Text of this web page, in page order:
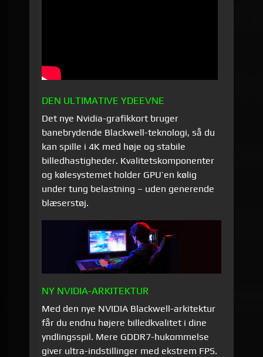
DEN ULTIMATIVE YDEEVNE
Det nye Nvidia-grafikkort bruger
banebrydende Blackwell-teknologi, så du
kan spille i 4K med høje og stabile
billedhastigheder. Kvalitetskomponenter
og kølesystemet holder GPU’en kølig
under tung belastning – uden generende
blæserstøj.
NY NVIDIA-ARKITEKTUR
Med den nye NVIDIA Blackwell-arkitektur
får du endnu højere billedkvalitet i dine
yndlingsspil. Mere GDDR7-hukommelse
giver ultra-indstillinger med ekstrem FPS.